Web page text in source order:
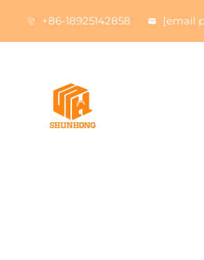
+86-18925142858 [email